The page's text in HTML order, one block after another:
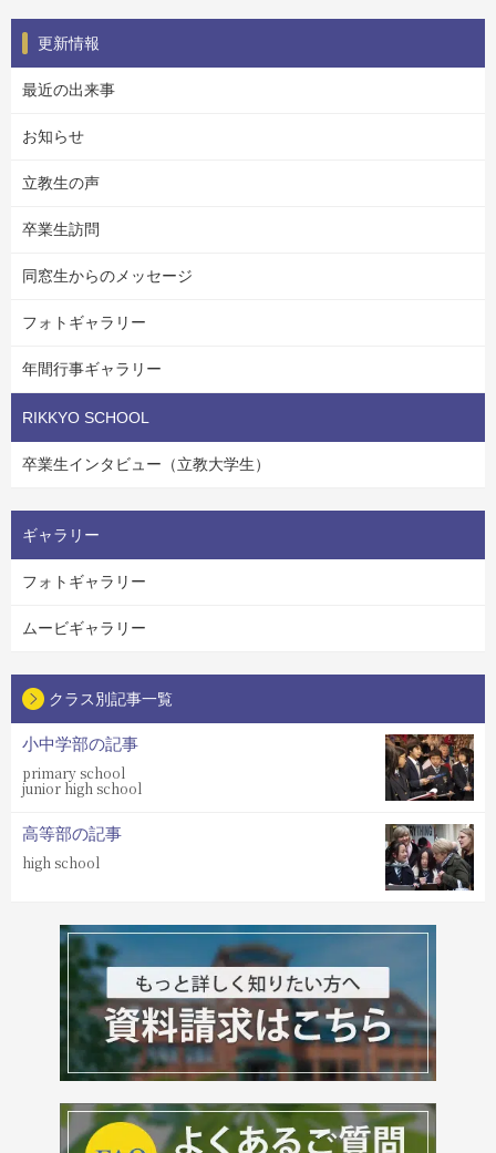
更新情報
最近の出来事
お知らせ
立教生の声
卒業生訪問
同窓生からのメッセージ
フォトギャラリー
年間行事ギャラリー
RIKKYO SCHOOL
卒業生インタビュー（立教大学生）
ギャラリー
フォトギャラリー
ムービギャラリー
クラス別記事一覧
小中学部の記事
primary school
junior high school
高等部の記事
high school